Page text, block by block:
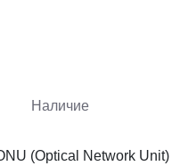
Наличие
(Optical Network Unit)